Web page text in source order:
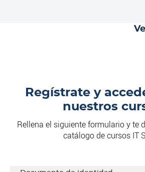
Regístrate y
nuestros
Rellena el siguiente formulario y te
catálogo de cursos IT